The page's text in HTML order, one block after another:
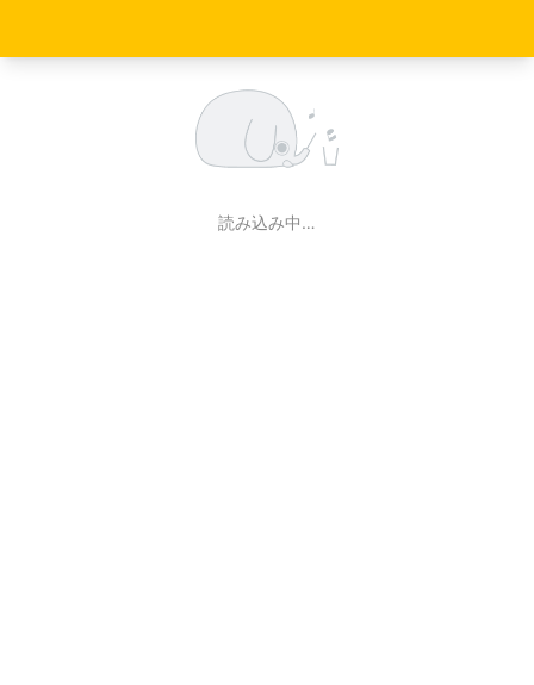
読み込み中…